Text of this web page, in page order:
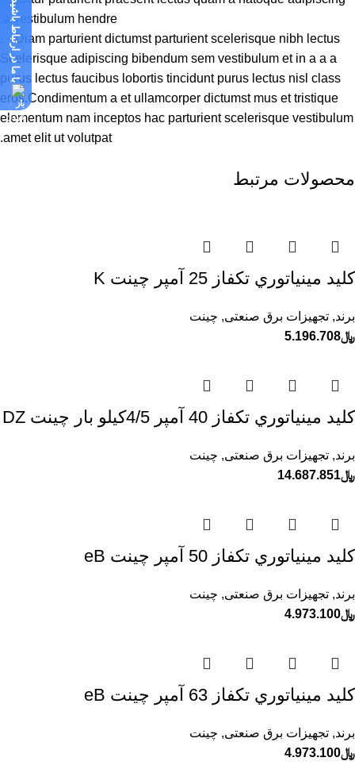
a vestibulum hendre.
Diam parturient dictumst parturient scelerisque nibh lectus.
Scelerisque adipiscing bibendum sem vestibulum et in a a a
purus lectus faucibus lobortis tincidunt purus lectus nisl class
eros.Condimentum a et ullamcorper dictumst mus et tristique
elementum nam inceptos hac parturient scelerisque vestibulum
amet elit ut volutpat.
محصولات مرتبط
كليد مينياتوري تكفاز 25 آمپر چينت K
برند, تجهیزات برق صنعتی, چینت
﷼5.196.708
كليد مينياتوري تكفاز 40 آمپر 4/5كيلو بار چينت DZ
برند, تجهیزات برق صنعتی, چینت
﷼14.687.851
كليد مينياتوري تكفاز 50 آمپر چينت eB
برند, تجهیزات برق صنعتی, چینت
﷼4.973.100
كليد مينياتوري تكفاز 63 آمپر چينت eB
برند, تجهیزات برق صنعتی, چینت
﷼4.973.100
با ما در ارتباط باشید